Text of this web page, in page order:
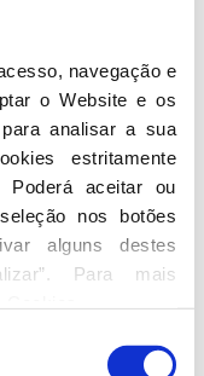
navegação e
o Website e os
analisar a sua
estritamente
Poderá aceitar ou
nos botões
alguns destes
Para mais
das
“para preparar
e na capacidade
Aqui se
energético,
também
“a
segurança das
servirá“para